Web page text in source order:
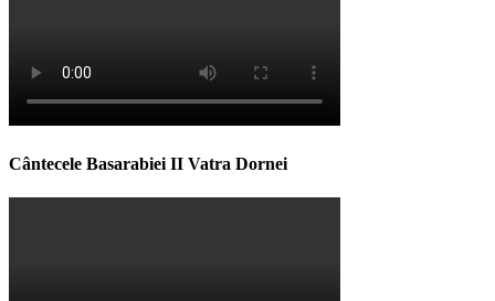
Cântecele Basarabiei II Vatra Dornei